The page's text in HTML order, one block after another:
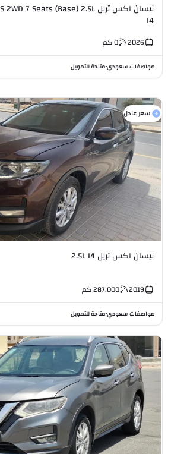
نيسان اكس تريل S 2WD 7 Seats (Base) 2.5L
I4
2026
0كم
مواصفات سعودي•متاحة للتمويل
سعر عادل
نيسان اكس تريل 2.5L I4
2019
287,000كم
مواصفات سعودي•متاحة للتمويل